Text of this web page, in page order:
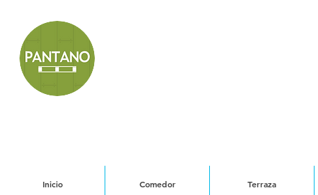
Inicio Comedor Terraza